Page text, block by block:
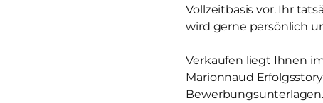
Vollzeitbasis vor. Ihr
wird gerne persönlich
Verkaufen liegt Ihnen
Marionnaud
Bewerbungsunterlagen.